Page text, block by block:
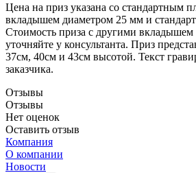
Цена на приз указана со стандартным
вкладышем диаметром 25 мм и
Стоимость приза с другими
уточняйте у консультанта. Приз
37см, 40см и 43см высотой. Текст
заказчика.
Отзывы
Отзывы
Нет оценок
Оставить отзыв
Компания
О компании
Новости